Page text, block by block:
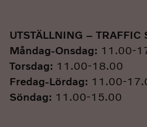
UTSTÄLLNING – TRAFFIC
Måndag-Onsdag: 11.00-
Torsdag: 11.00-18.00
Fredag-Lördag: 11.00-
Söndag: 11.00-15.00